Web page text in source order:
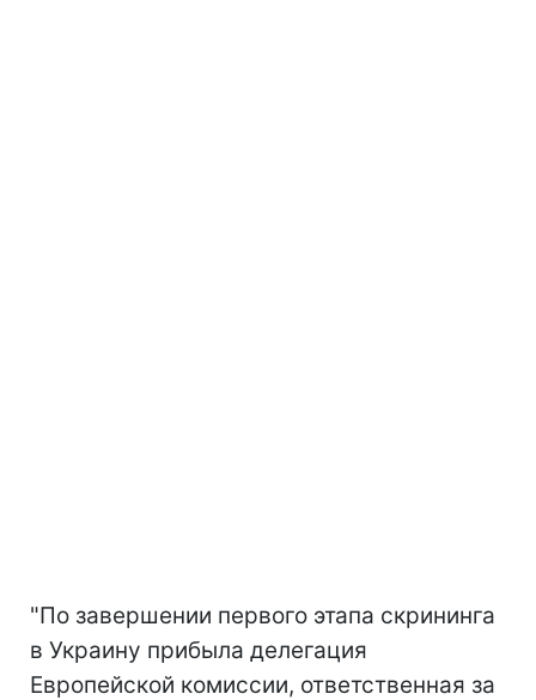
"По завершении первого этапа скрининга
в Украину прибыла делегация
Европейской комиссии, ответственная за